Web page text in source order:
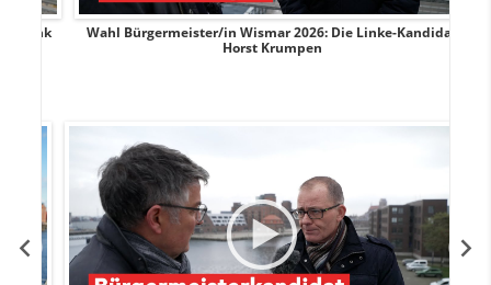
Wahl Bürgermeister/in Wismar 2026: Die Linke-Kandidat
Horst Krumpen